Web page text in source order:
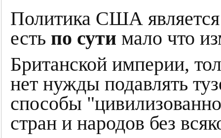
Политика США
есть по сути мало что
Британской империи,
нет нужды подавлять
способы
стран и народов без